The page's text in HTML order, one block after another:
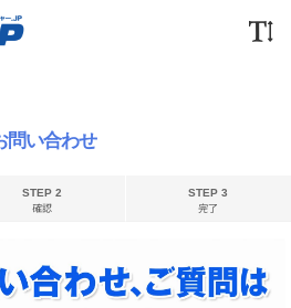
問い合わせ
STEP 2
確認
STEP 3
完了